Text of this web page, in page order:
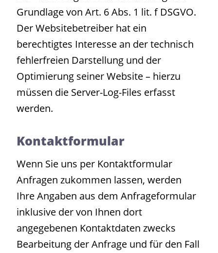
Grundlage von Art. 6 Abs. 1 lit. f DSGVO.
Der Websitebetreiber hat ein
berechtigtes Interesse an der technisch
fehlerfreien Darstellung und der
Optimierung seiner Website – hierzu
müssen die Server-Log-Files erfasst
werden.
Kontaktformular
Wenn Sie uns per Kontaktformular
Anfragen zukommen lassen, werden
Ihre Angaben aus dem Anfrageformular
inklusive der von Ihnen dort
angegebenen Kontaktdaten zwecks
Bearbeitung der Anfrage und für den Fall